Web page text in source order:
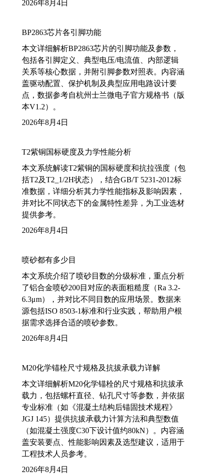
2026年8月4日
BP2863芯片各引脚功能
本文详细解析BP2863芯片的引脚功能及参数，
包括各引脚定义、典型电压/电流值、内部逻辑
关系等核心数据，并附引脚参数对照表。内容涵
盖驱动配置、保护机制及典型应用电路设计要
点，数据参考自杭州士兰微电子官方规格书（版
本V1.2）。
2026年8月4日
T2紫铜国标硬度及力学性能分析
本文系统解读T2紫铜的国标硬度和抗拉强度（包
括T2及T2_1/2H状态），结合GB/T 5231-2012标
准数据，详细分析其力学性能指标及影响因素，
并对比不同状态下的金属特性差异，为工业选材
提供参考。
2026年8月4日
喷砂都有多少目
本文系统介绍了喷砂目数的分级标准，重点分析
了铝合金喷砂200目对应的表面粗糙度（Ra 3.2-
6.3μm），并对比不同目数的应用场景。数据来
源包括ISO 8503-1标准和行业实践，帮助用户根
据需求选择合适的喷砂参数。
2026年8月4日
M20化学锚栓尺寸规格及抗拔承载力详解
本文详细解析M20化学锚栓的尺寸规格和抗拔承
载力，包括螺杆直径、钻孔尺寸等参数，并依据
专业标准（如《混凝土结构后锚固技术规程》
JGJ 145）提供抗拔承载力计算方法和典型数值
（如混凝土强度C30下设计值约80kN）。内容涵
盖安装要点、性能影响因素及选型建议，适用于
工程技术人员参考。
2026年8月4日